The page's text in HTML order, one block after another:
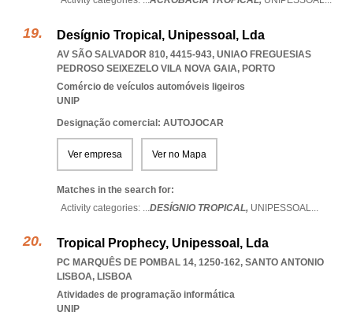
Desígnio Tropical, Unipessoal, Lda
AV SÃO SALVADOR 810, 4415-943, UNIAO FREGUESIAS
PEDROSO SEIXEZELO VILA NOVA GAIA, PORTO
Comércio de veículos automóveis ligeiros
UNIP
Designação comercial: AUTOJOCAR
Ver empresa Ver no Mapa
Matches in the search for:
Activity categories: ...DESÍGNIO TROPICAL, UNIPESSOAL...
Tropical Prophecy, Unipessoal, Lda
PC MARQUÊS DE POMBAL 14, 1250-162, SANTO ANTONIO
LISBOA, LISBOA
Atividades de programação informática
UNIP